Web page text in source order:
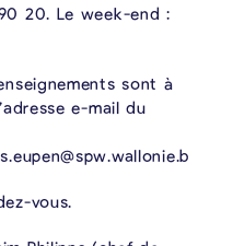
20. Le week-end :
sont à
e-mail du
vous.